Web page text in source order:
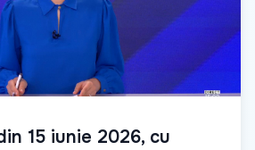
15 iunie 2026, cu